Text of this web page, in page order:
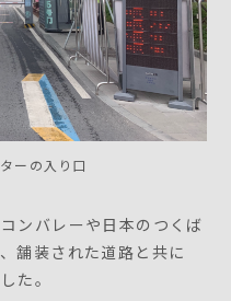
ーの入り口
ンバレーや日本のつくば
舗装された道路と共に
た。